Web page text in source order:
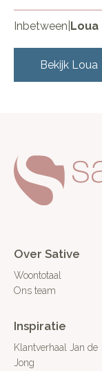
Inbetween Loua
Bekijk Loua
Over Sative
Woontotaal
Ons team
Inspiratie
Klantverhaal Jan de
Jong